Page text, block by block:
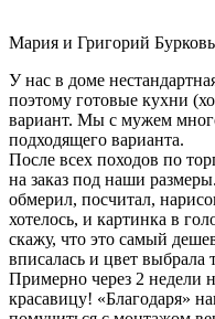
Мария и Григорий
У нас в доме
поэтому готовые кухни
вариант. Мы с мужем
подходящего варианта.
После всех походов по
на заказ под наши
обмерил, посчитал,
хотелось, и картинка в
скажу, что это самый
вписалась и цвет выбрала
Примерно через 2 недели
красавицу! «Благодаря»